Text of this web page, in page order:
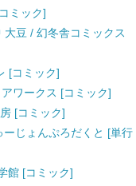
ミック]
豆 / 幻冬舎コミックス
[コミック]
ワークス [コミック]
[コミック]
じょんぷろだくと [単行
館 [コミック]